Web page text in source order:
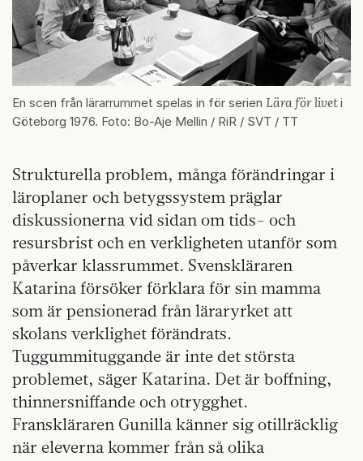
En scen från lärarrummet spelas in för serien Lära för liveti
Göteborg 1976. Foto: Bo-Aje Mellin / RiR / SVT / TT
Strukturella problem, många förändringar i
läroplaner och betygssystem präglar
diskussionerna vid sidan om tids- och
resursbrist och en verkligheten utanför som
påverkar klassrummet. Svenskläraren
Katarina försöker förklara för sin mamma
som är pensionerad från läraryrket att
skolans verklighet förändrats.
Tuggummituggande är inte det största
problemet, säger Katarina. Det är boffning,
thinnersniffande och otrygghet.
Franskläraren Gunilla känner sig otillräcklig
när eleverna kommer från så olika